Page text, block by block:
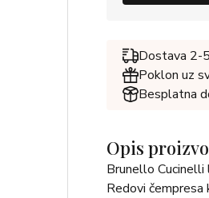
Dostava 2-
Poklon uz
Besplatna
Opis
Brunello Cucinelli
Redovi čempresa